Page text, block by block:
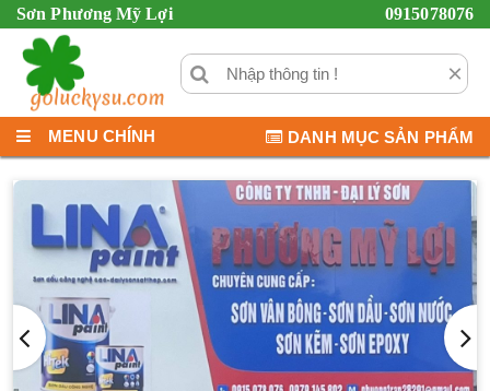
Sơn Phương Mỹ Lợi 0915078076
×
MENU CHÍNH DANH MỤC SẢN PHẨM